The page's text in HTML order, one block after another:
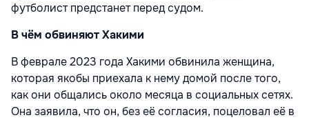
футболист предстанет перед судом.
В чём обвиняют Хакими
В феврале 2023 года Хакими обвинила женщина,
которая якобы приехала к нему домой после того,
как они общались около месяца в социальных сетях.
Она заявила, что он, без её согласия, поцеловал её в